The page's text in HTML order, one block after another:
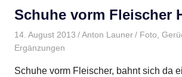
Schuhe vorm Fleischer
14. August 2013 Anton Launer Foto
Ergänzungen
Schuhe vorm Fleischer, bahnt sich da